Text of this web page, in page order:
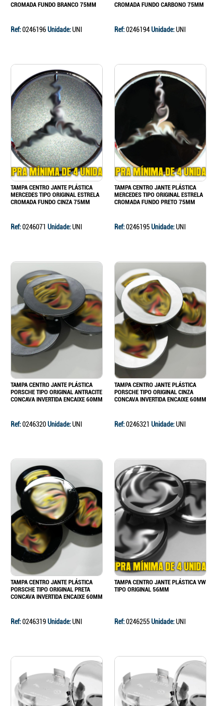
CROMADA FUNDO BRANCO 75MM
Ref:0246196Unidade:UNI
CROMADA FUNDO CARBONO 75MM
Ref:0246194Unidade:UNI
TAMPA CENTRO JANTE PLÁSTICA
MERCEDES TIPO ORIGINAL ESTRELA
CROMADA FUNDO CINZA 75MM
Ref:0246071 Unidade:UNI
TAMPA CENTRO JANTE PLÁSTICA
MERCEDES TIPO ORIGINAL ESTRELA
CROMADA FUNDO PRETO 75MM
Ref:0246195Unidade:UNI
TAMPA CENTRO JANTE PLÁSTICA
PORSCHE TIPO ORIGINAL ANTRACITE
CONCAVA INVERTIDA ENCAIXE 60MM
Ref:0246320Unidade:UNI
TAMPA CENTRO JANTE PLÁSTICA
PORSCHE TIPO ORIGINAL CINZA
CONCAVA INVERTIDA ENCAIXE 60MM
Ref:0246321 Unidade:UNI
TAMPA CENTRO JANTE PLÁSTICA
PORSCHE TIPO ORIGINAL PRETA
CONCAVA INVERTIDA ENCAIXE 60MM
Ref:0246319Unidade:UNI
TAMPA CENTRO JANTE PLÁSTICA VW
TIPO ORIGINAL 56MM
Ref:0246255Unidade:UNI